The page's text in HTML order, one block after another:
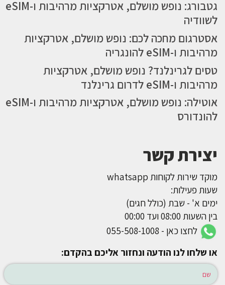
גטבורג: נופש מושלם, אטרקציות מרהיבות ו-eSIM
לשוודיה
אסטרגום מחכה לכם: נופש מושלם, אטרקציות
מרהיבות ו-eSIM להונגריה
טסים לגרינלנד? נופש מושלם, אטרקציות
מרהיבות ו-eSIM לדרום גרינלנד
אוטילה: נופש מושלם, אטרקציות מרהיבות ו-eSIM
להונדורס
יצירת קשר
מוקד שירות לקוחות whatsapp
שעות פעילות:
ימים א' - שבת (כולל חגים)
בין השעות 08:00 ועד 00:00
לחצו כאן - 055-508-1008
או שלחו לנו הודעה ונחזור אליכם בהקדם: